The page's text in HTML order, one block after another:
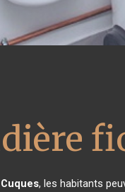
, les habitants